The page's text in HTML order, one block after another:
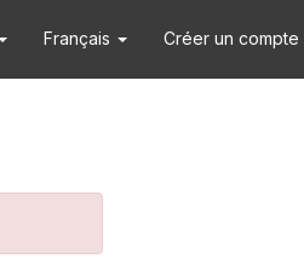
Français Créer un compte